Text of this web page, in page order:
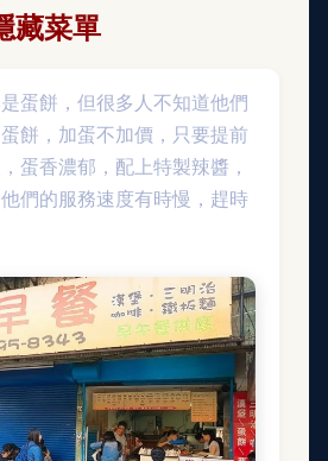
藏菜單
蛋餅，但很多人不知道他們
餅，加蛋不加價，只要提前
蛋香濃郁，配上特製辣醬，
們的服務速度有時慢，趕時